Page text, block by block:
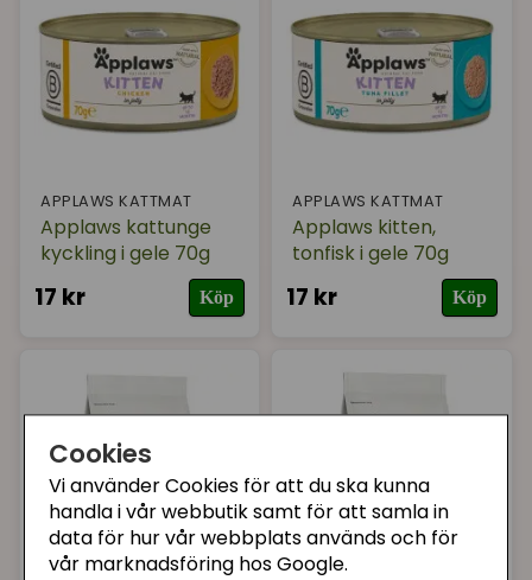
Cookies
Vi använder Cookies för att du ska kunna
handla i vår webbutik samt för att samla in
data för hur vår webbplats används och för
vår marknadsföring hos Google.
APPLAWS KATTMAT
Applaws kattunge
kyckling i gele 70g
17 kr Köp
APPLAWS KATTMAT
Applaws kitten,
tonfisk i gele 70g
17 kr Köp